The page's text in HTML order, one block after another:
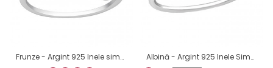
Frunze - Argint 925 Inele simple A4S40073
Albină - Argint 925 Inele Simple A4S45798